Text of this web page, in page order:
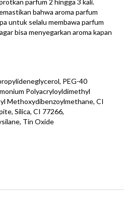
parfum 2 hingga 3 kali.
bahwa aroma parfum
untuk selalu membawa parfum
bisa menyegarkan aroma kapan
PEG-40
Polyacryloyldimethyl
Methoxydibenzoylmethane, CI
Silica, CI 77266,
Tin Oxide